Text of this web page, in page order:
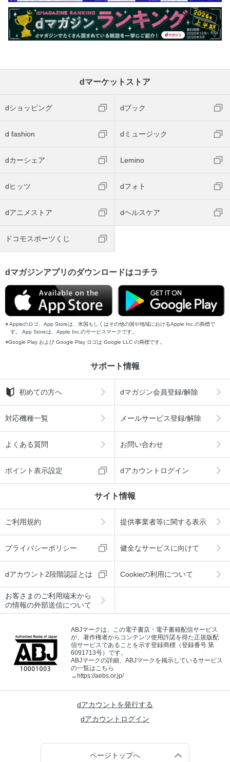
dマーケットストア
dショッピング dブック
d fashion dミュージック
dカーシェア Lemino
dヒッツ dフォト
dアニメストア dヘルスケア
ドコモスポーツくじ
dマガジンアプリのダウンロードはコチラ
Appleのロゴ、App Storeは、米国もしくはその他の国や地域におけるApple Inc.の商標で
す。 App Storeは、Apple Inc.のサービスマークです。
Google Play および Google Play ロゴは Google LLC の商標です。
サポート情報
初めての方へ dマガジン会員登録/解除
対応機種一覧 メールサービス登録/解除
よくある質問 お問い合わせ
ポイント表示設定 dアカウントログイン
サイト情報
ご利用規約 提供事業者等に関する表示
プライバシーポリシー 健全なサービスに向けて
dアカウント2段階認証とは Cookieの利用について
お客さまのご利用端末から
の情報の外部送信について
ABJマークは、この電子書店・電子書籍配信サービス
が、著作権者からコンテンツ使用許諾を得た正規版配
信サービスであることを示す登録商標（登録番号 第
6091713号）です。
ABJマークの詳細、ABJマークを掲示しているサービス
の一覧はこちら
→ https://aebs.or.jp/
dアカウントを発行する
dアカウントログイン
ページトップへ